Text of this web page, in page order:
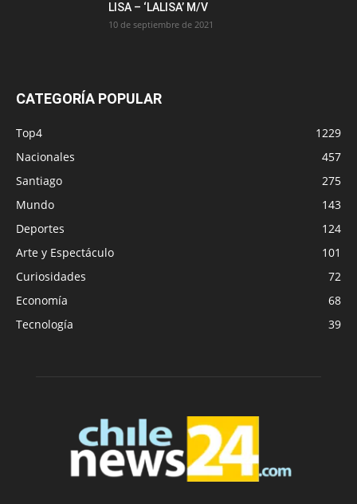
LISA – ‘LALISA’ M/V
10 de septiembre de 2021
CATEGORÍA POPULAR
Top4
1229
Nacionales
457
Santiago
275
Mundo
143
Deportes
124
Arte y Espectáculo
101
Curiosidades
72
Economía
68
Tecnología
39